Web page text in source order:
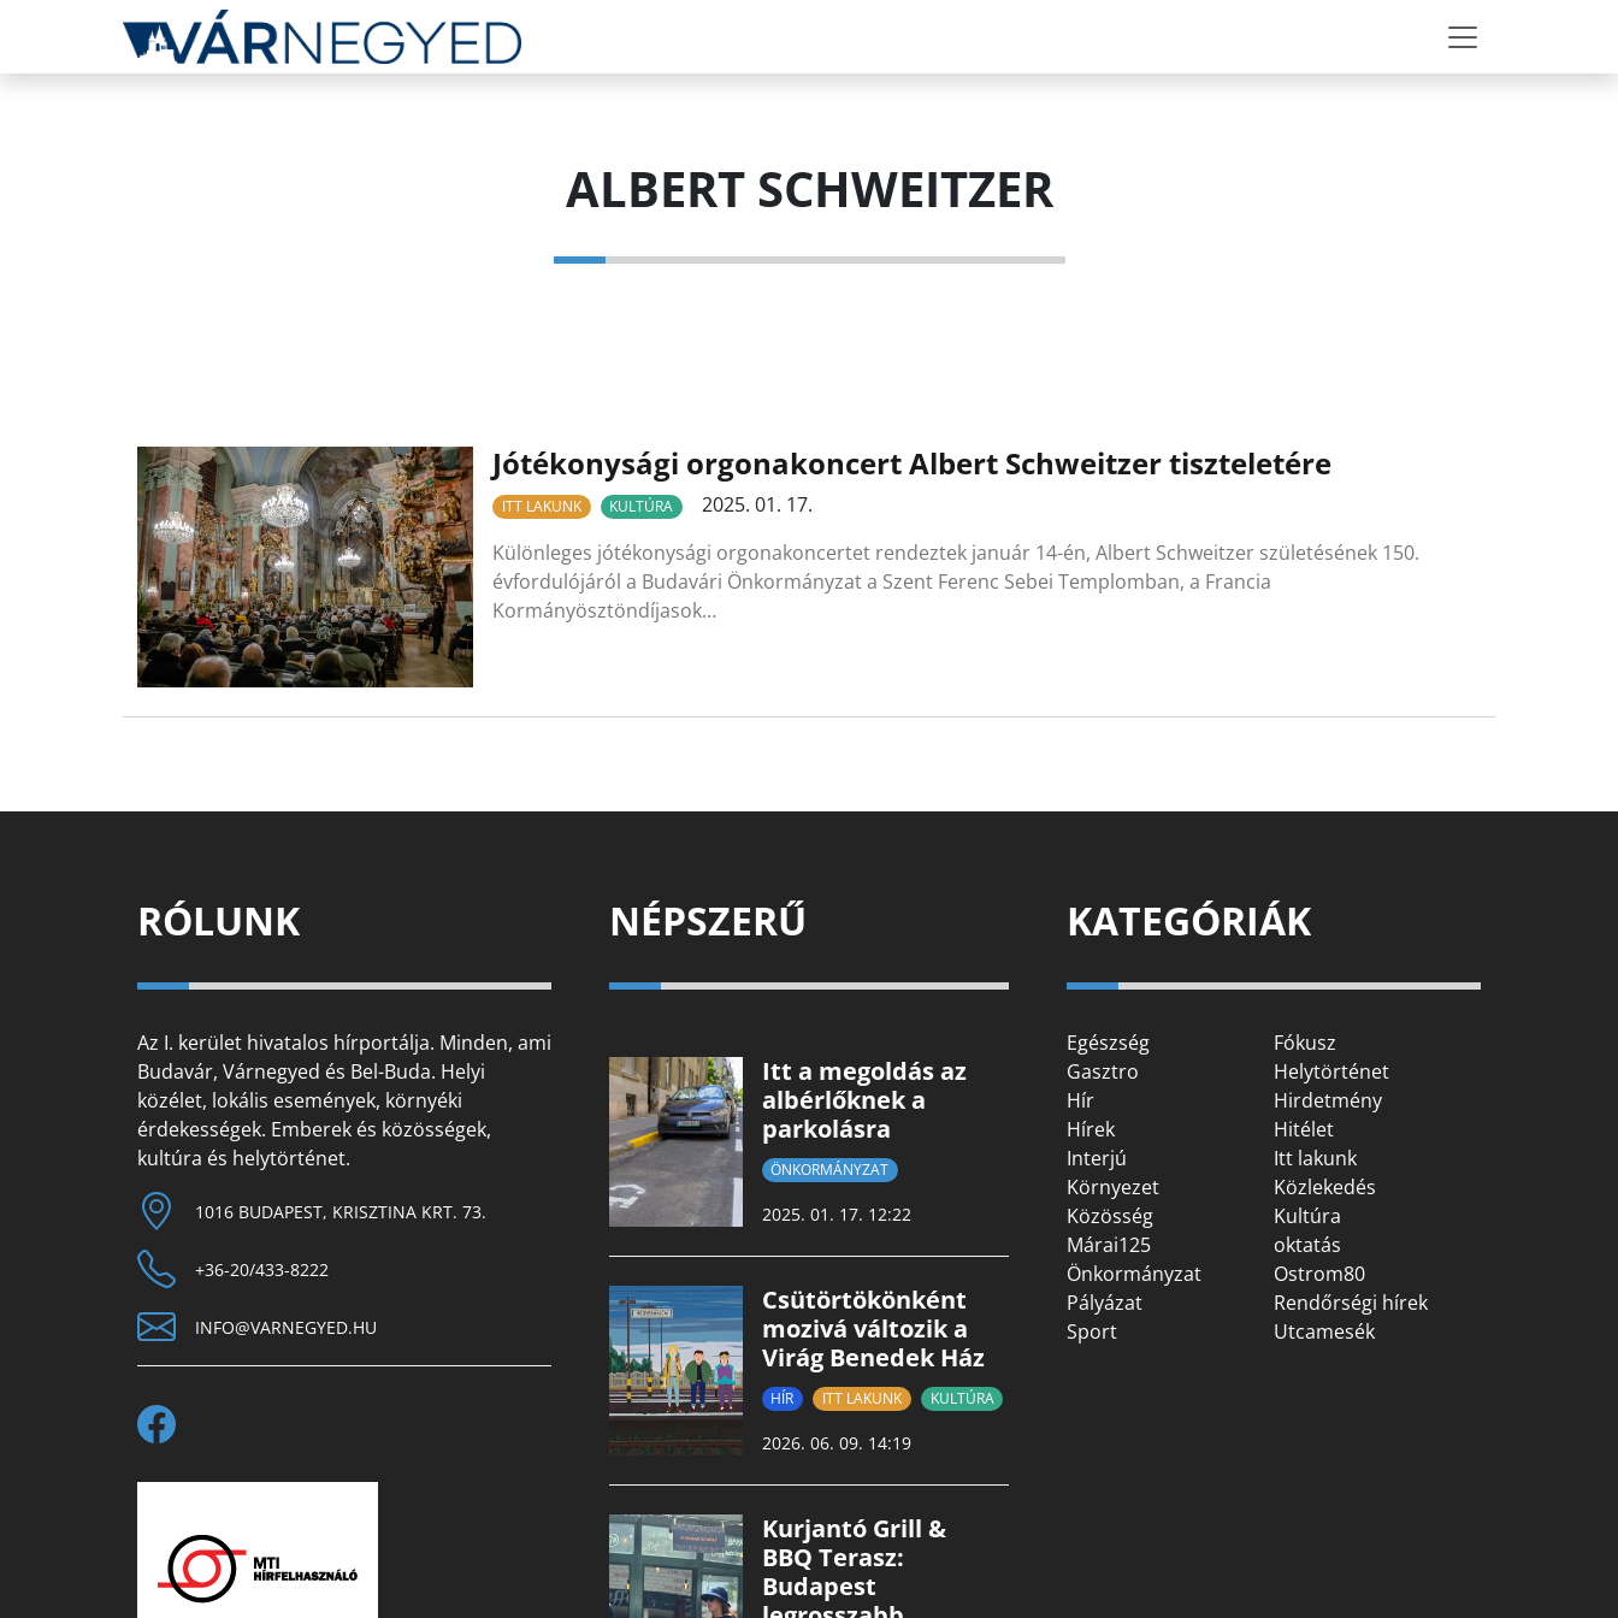
ALBERT SCHWEITZER
Jótékonysági orgonakoncert Albert Schweitzer tiszteletére
ITT LAKUNK KULTÚRA
2025. 01. 17.
Különleges jótékonysági orgonakoncertet rendeztek január 14-én, Albert Schweitzer születésének 150.
évfordulójáról a Budavári Önkormányzat a Szent Ferenc Sebei Templomban, a Francia
Kormányösztöndíjasok…
RÓLUNK
Az I. kerület hivatalos hírportálja. Minden, ami
Budavár, Várnegyed és Bel-Buda. Helyi
közélet, lokális események, környéki
érdekességek. Emberek és közösségek,
kultúra és helytörténet.
1016 BUDAPEST, KRISZTINA KRT. 73.
+36-20/433-8222
INFO@VARNEGYED.HU
NÉPSZERŰ
Itt a megoldás az
albérlőknek a
parkolásra
ÖNKORMÁNYZAT
2025. 01. 17. 12:22
Csütörtökönként
mozivá változik a
Virág Benedek Ház
HÍR ITT LAKUNK KULTÚRA
2026. 06. 09. 14:19
Kurjantó Grill &
BBQ Terasz:
Budapest
KATEGÓRIÁK
Egészség
Fókusz
Gasztro
Helytörténet
Hír
Hirdetmény
Hírek
Hitélet
Interjú
Itt lakunk
Környezet
Közlekedés
Közösség
Kultúra
Márai125
oktatás
Önkormányzat
Ostrom80
Pályázat
Rendőrségi hírek
Sport
Utcamesék